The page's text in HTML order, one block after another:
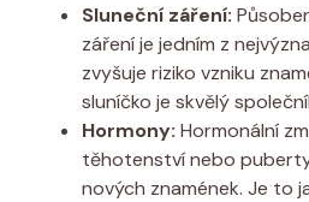
Sluneční záření:
záření je jedním z
zvyšuje riziko vzniku
sluníčko je skvělý
Hormony: Hormonální
těhotenství nebo
nových znamének. Je to